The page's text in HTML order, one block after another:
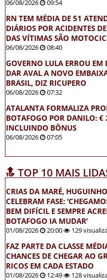
06/08/2026 09:54
RN TEM MÉDIA DE 51
DIÁRIOS POR ACIDENTES
DAS VÍTIMAS SÃO
06/08/2026 08:40
GOVERNO LULA ERROU EM
DAR AVAL A NOVO
BRASIL, DIZ RICUPERO
06/08/2026 07:32
ATALANTA FORMALIZA
BOTAFOGO POR DANILO: €
INCLUINDO BÔNUS
06/08/2026 07:05
🔝 TOP 10 MAIS
CRIAS DA MARÉ,
CELEBRAM FASE:
BEM DIFÍCIL E SEMPRE
BOTAFOGO IA MUDAR’
01/08/2026 20:00 129
FAZ PARTE DA CLASSE
CHANCES DE CHEGAR AO
RICOS EM CADA ESTADO
01/08/2026 12:49 128